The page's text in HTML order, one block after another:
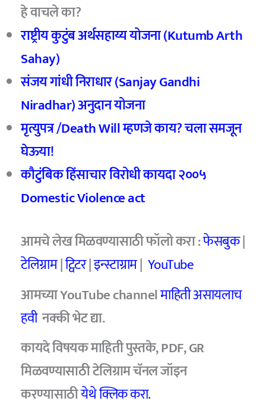
हे वाचले का?
राष्ट्रीय कुटुंब अर्थसहाय्य योजना (Kutumb Arth
Sahay)
संजय गांधी निराधार (Sanjay Gandhi
Niradhar) अनुदान योजना
मृत्युपत्र /Death Will म्‍हणजे काय? चला समजून
घेऊया!
कौटुंबिक हिंसाचार विरोधी कायदा २००५
Domestic Violence act
आमचेलेख मिळवण्यासाठी फॉलो करा :फेसबुक|
टेलिग्राम|ट्विटर|इन्स्टाग्राम| YouTube
आमच्या YouTube channelमाहिती असायलाच
हवी नक्की भेट द्या.
कायदे विषयक माहिती पुस्तके, PDF, GR
मिळवण्यासाठी टेलिग्राम चॅनल जॉइन
करण्यासाठीयेथे क्लिक करा.